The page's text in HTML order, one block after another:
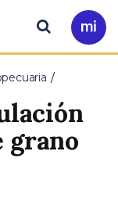
Ir
a
Buscar
grano